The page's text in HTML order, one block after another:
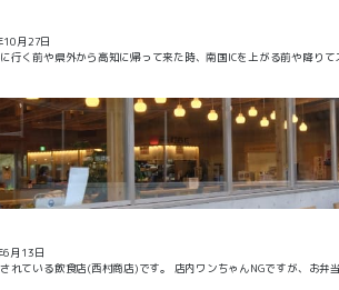
10月27日
行く前や県外から高知に帰って来た時、南国ICを上がる前や降り
6月13日
れている飲食店(西村商店)です。 店内ワンちゃんNGですが、お